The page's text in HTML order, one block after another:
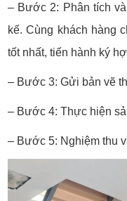
– Bước 2: Phân tích
kế. Cùng khách hàng
tốt nhất, tiến hành ký
– Bước 3: Gửi bản vẽ
– Bước 4: Thực hiện
– Bước 5: Nghiệm thu